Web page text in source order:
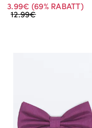
3.99€ (69% RABATT)
12.99€